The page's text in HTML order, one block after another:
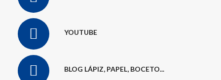
YOUTUBE
BLOG LÁPIZ, PAPEL, BOCETO...